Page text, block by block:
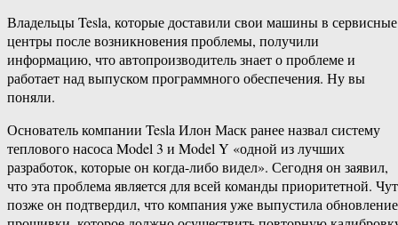
Владельцы Tesla, которые доставили свои машины в сервисные
центры после возникновения проблемы, получили
информацию, что автопроизводитель знает о проблеме и
работает над выпуском программного обеспечения. Ну вы
поняли.
Основатель компании Tesla Илон Маск ранее назвал систему
теплового насоса Model 3 и Model Y «одной из лучших
разработок, которые он когда-​либо видел». Сегодня он заявил,
что эта проблема является для всей команды приоритетной.
позже он подтвердил, что компания уже выпустила обновление